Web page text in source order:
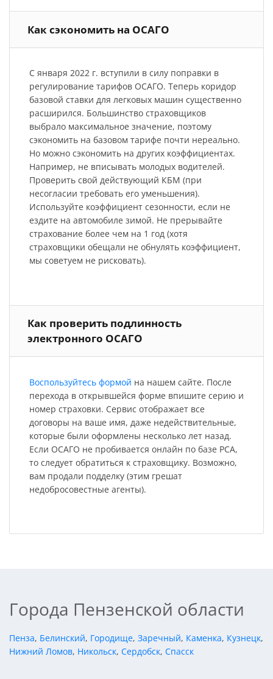
Как сэкономить на ОСАГО
С января 2022 г. вступили в силу поправки в
регулирование тарифов ОСАГО. Теперь коридор
базовой ставки для легковых машин существенно
расширился. Большинство страховщиков
выбрало максимальное значение, поэтому
сэкономить на базовом тарифе почти нереально.
Но можно сэкономить на других коэффициентах.
Например, не вписывать молодых водителей.
Проверить свой действующий КБМ (при
несогласии требовать его уменьшения).
Используйте коэффициент сезонности, если не
ездите на автомобиле зимой. Не прерывайте
страхование более чем на 1 год (хотя
страховщики обещали не обнулять коэффициент,
мы советуем не рисковать).
Как проверить подлинность
электронного ОСАГО
Воспользуйтесь формой на нашем сайте. После
перехода в открывшейся форме впишите серию и
номер страховки. Сервис отображает все
договоры на ваше имя, даже недействительные,
которые были оформлены несколько лет назад.
Если ОСАГО не пробивается онлайн по базе РСА,
то следует обратиться к страховщику. Возможно,
вам продали подделку (этим грешат
недобросовестные агенты).
Города Пензенской области
Пенза, Белинский, Городище, Заречный, Каменка, Кузнецк,
Нижний Ломов, Никольск, Сердобск, Спасск